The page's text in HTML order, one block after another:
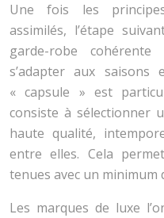
Une fois les
assimilés, l’étape
garde-robe
s’adapter aux saisons
« capsule » est
consiste à sélectionner
haute qualité,
entre elles. Cela
tenues avec un minimum
Les marques de luxe